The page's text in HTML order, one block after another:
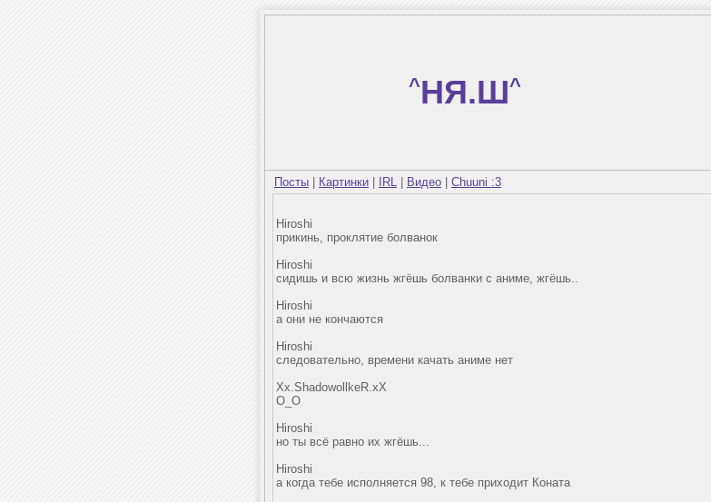
^НЯ.Ш^
Посты Картинки IRL Видео Chuuni :3
Hiroshi
прикинь, проклятие болванок
Hiroshi
сидишь и всю жизнь жгёшь болванки с аниме, жгёшь..
Hiroshi
а они не кончаются
Hiroshi
следовательно, времени качать аниме нет
Xx.ShadowollkeR.xX
О_О
Hiroshi
но ты всё равно их жгёшь...
Hiroshi
а когда тебе исполняется 98, к тебе приходит Коната